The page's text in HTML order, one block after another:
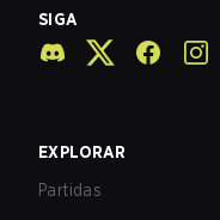
SIGA
EXPLORAR
Partidas